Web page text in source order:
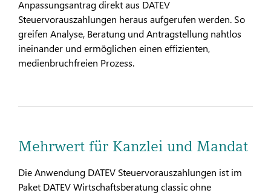
Anpassungsantrag direkt aus DATEV
Steuervorauszahlungen heraus aufgerufen werden. So
greifen Analyse, Beratung und Antragstellung nahtlos
ineinander und ermöglichen einen effizienten,
medienbruchfreien Prozess.
Mehrwert für Kanzlei und Mandat
Die Anwendung DATEV Steuervorauszahlungen ist im
Paket DATEV Wirtschaftsberatung classic ohne